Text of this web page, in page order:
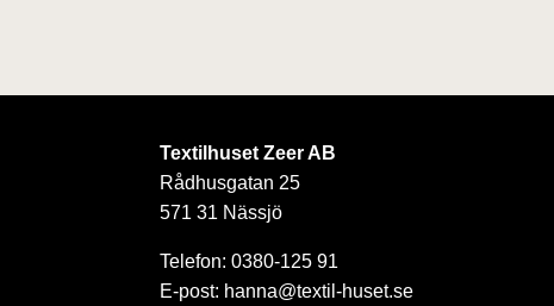
Textilhuset Zeer AB
Rådhusgatan 25
571 31 Nässjö
Telefon: 0380-125 91
E-post: hanna@textil-huset.se